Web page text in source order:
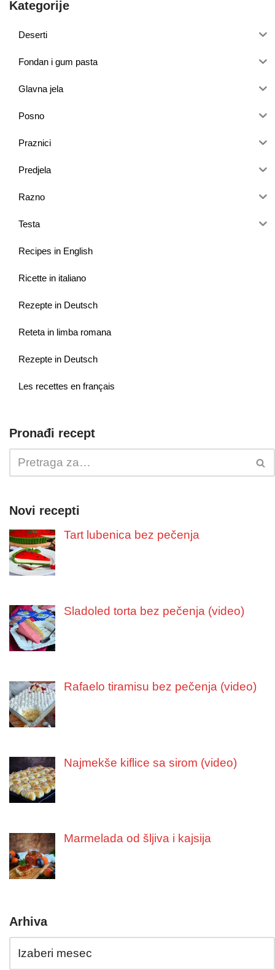
Kategorije
Deserti
Fondan i gum pasta
Glavna jela
Posno
Praznici
Predjela
Razno
Testa
Recipes in English
Ricette in italiano
Rezepte in Deutsch
Reteta in limba romana
Rezepte in Deutsch
Les recettes en français
Pronađi recept
Novi recepti
Tart lubenica bez pečenja
Sladoled torta bez pečenja (video)
Rafaelo tiramisu bez pečenja (video)
Najmekše kiflice sa sirom (video)
Marmelada od šljiva i kajsija
Arhiva